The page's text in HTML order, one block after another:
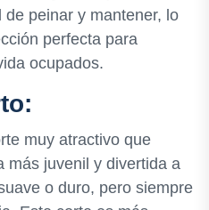
peinar y mantener, lo
perfecta para
ocupados.
muy atractivo que
más juvenil y divertida a
o duro, pero siempre